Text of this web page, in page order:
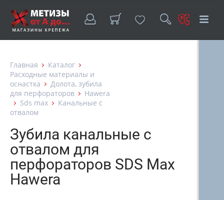
Главная
Каталог
Расходные материалы и
оснастка
Долота, зубила
для перфораторов
Hawera
Sds max
Канальные с
отвалом
Зубила канальные с
отвалом для
перфораторов SDS Max
Hawera